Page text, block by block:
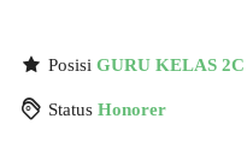
Posisi GURU KELAS 2C
Status Honorer